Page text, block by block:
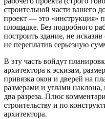
строительной части вашего
проект — это «инструкция»
площадке. Без подробного
построить здание, не
не переплатив серьезную
В эту часть войдут
архитектора к эскизам,
привязка окон и дверей на
размерами и углами наклона,
два разреза. Плюс
строительству и по
архитектора.